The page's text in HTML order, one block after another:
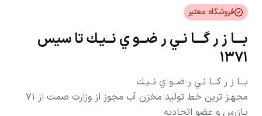
فروشگاه معتبر
بـــا ز ر گـــا نـي ر ضــو ي نــيـك تا سيس
1371